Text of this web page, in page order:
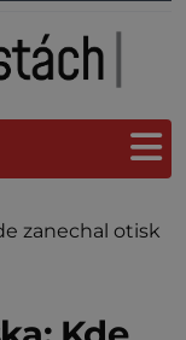
zanechal otisk